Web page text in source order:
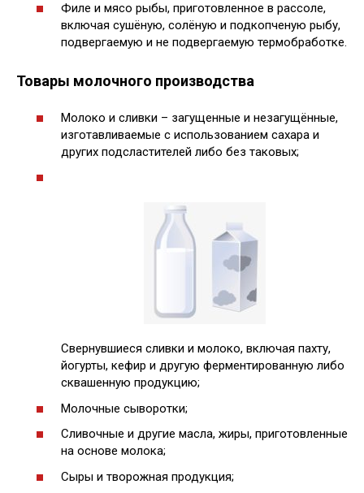
Филе и мясо рыбы, приготовленное в рассоле,
включая сушёную, солёную и подкопченую рыбу,
подвергаемую и не подвергаемую термобработке.
Товары молочного производства
Молоко и сливки – загущенные и незагущённые,
изготавливаемые с использованием сахара и
других подсластителей либо без таковых;
Свернувшиеся сливки и молоко, включая пахту,
йогурты, кефир и другую ферментированную либо
сквашенную продукцию;
Молочные сыворотки;
Сливочные и другие масла, жиры, приготовленные
на основе молока;
Сыры и творожная продукция;